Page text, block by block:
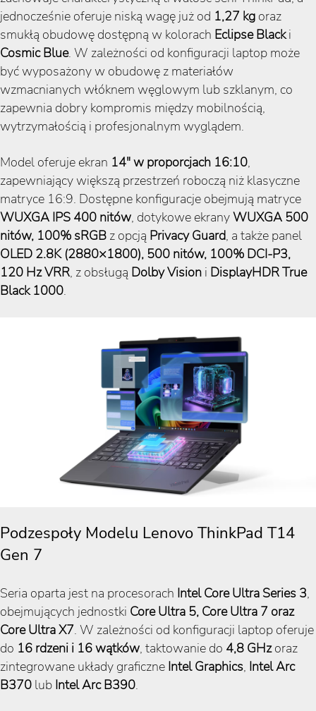
jednocześnie oferuje niską wagę już od 1,27 kg oraz
smukłą obudowę dostępną w kolorach Eclipse Blacki
Cosmic Blue. W zależności od konfiguracji laptop może
być wyposażony w obudowę z materiałów
wzmacnianych włóknem węglowym lub szklanym, co
zapewnia dobry kompromis między mobilnością,
wytrzymałością i profesjonalnym wyglądem.
Model oferuje ekran 14″ w proporcjach 16:10,
zapewniający większą przestrzeń roboczą niż klasyczne
matryce 16:9. Dostępne konfiguracje obejmują matryce
WUXGA IPS 400 nitów, dotykowe ekranyWUXGA 500
nitów, 100% sRGB z opcją Privacy Guard, a także panel
OLED 2.8K (2880×1800), 500 nitów, 100% DCI-P3,
120 Hz VRR, z obsługą Dolby Vision i DisplayHDR True
Black 1000.
Podzespoły Modelu Lenovo ThinkPad T14
Gen 7
Seria oparta jest na procesorach Intel Core Ultra Series 3,
obejmujących jednostki Core Ultra 5, Core Ultra 7 oraz
Core Ultra X7. W zależności od konfiguracji laptop oferuje
do 16 rdzeni i 16 wątków, taktowanie do 4,8 GHzoraz
zintegrowane układy graficzne Intel Graphics, Intel Arc
B370 lub Intel Arc B390.